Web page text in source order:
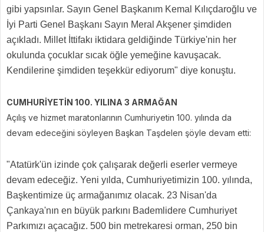
gibi yapsınlar. Sayın Genel Başkanım Kemal Kılıçdaroğlu ve
İyi Parti Genel Başkanı Sayın Meral Akşener şimdiden
açıkladı. Millet İttifakı iktidara geldiğinde Türkiye'nin her
okulunda çocuklar sıcak öğle yemeğine kavuşacak.
Kendilerine şimdiden teşekkür ediyorum" diye konuştu.
CUMHURİYETİN 100. YILINA 3 ARMAĞAN
Açılış ve hizmet maratonlarının Cumhuriyetin 100. yılında da
devam edeceğini söyleyen Başkan Taşdelen şöyle devam etti:
"Atatürk'ün izinde çok çalışarak değerli eserler vermeye
devam edeceğiz. Yeni yılda, Cumhuriyetimizin 100. yılında,
Başkentimize üç armağanımız olacak. 23 Nisan'da
Çankaya'nın en büyük parkını Bademlidere Cumhuriyet
Parkımızı açacağız. 500 bin metrekaresi orman, 250 bin